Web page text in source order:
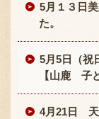
5月１３日
た。
5月5日（祝
【山鹿 子
4月21日 天